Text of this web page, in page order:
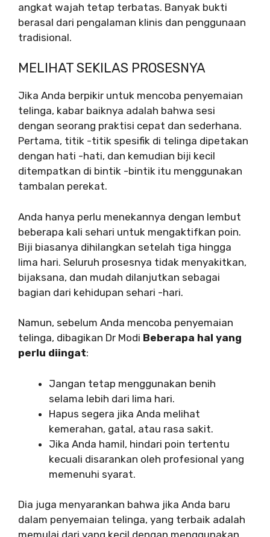
angkat wajah tetap terbatas. Banyak bukti
berasal dari pengalaman klinis dan penggunaan
tradisional.
MELIHAT SEKILAS PROSESNYA
Jika Anda berpikir untuk mencoba penyemaian
telinga, kabar baiknya adalah bahwa sesi
dengan seorang praktisi cepat dan sederhana.
Pertama, titik -titik spesifik di telinga dipetakan
dengan hati -hati, dan kemudian biji kecil
ditempatkan di bintik -bintik itu menggunakan
tambalan perekat.
Anda hanya perlu menekannya dengan lembut
beberapa kali sehari untuk mengaktifkan poin.
Biji biasanya dihilangkan setelah tiga hingga
lima hari. Seluruh prosesnya tidak menyakitkan,
bijaksana, dan mudah dilanjutkan sebagai
bagian dari kehidupan sehari -hari.
Namun, sebelum Anda mencoba penyemaian
telinga, dibagikan Dr Modi Beberapa hal yang
perlu diingat:
Jangan tetap menggunakan benih
selama lebih dari lima hari.
Hapus segera jika Anda melihat
kemerahan, gatal, atau rasa sakit.
Jika Anda hamil, hindari poin tertentu
kecuali disarankan oleh profesional yang
memenuhi syarat.
Dia juga menyarankan bahwa jika Anda baru
dalam penyemaian telinga, yang terbaik adalah
memulai dari yang kecil dengan menggunakan